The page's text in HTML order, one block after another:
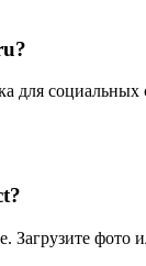
для
Загрузите